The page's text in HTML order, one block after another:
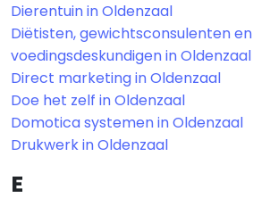
Dierentuin in Oldenzaal
Diëtisten, gewichtsconsulenten en
voedingsdeskundigen in Oldenzaal
Direct marketing in Oldenzaal
Doe het zelf in Oldenzaal
Domotica systemen in Oldenzaal
Drukwerk in Oldenzaal
E